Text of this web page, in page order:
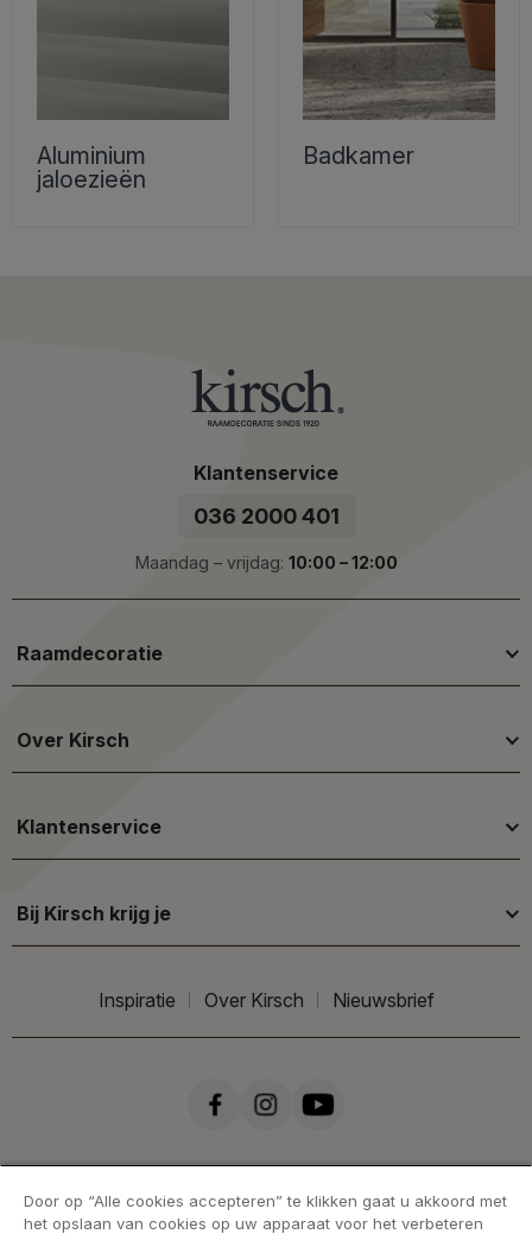
Aluminium
jaloezieën
Badkamer
Klantenservice
036 2000 401
Maandag – vrijdag: 10:00 – 12:00
Raamdecoratie
Over Kirsch
Klantenservice
Bij Kirsch krijg je
Inspiratie Over Kirsch Nieuwsbrief
Door op “Alle cookies accepteren” te klikken gaat u akkoord met
het opslaan van cookies op uw apparaat voor het verbeteren